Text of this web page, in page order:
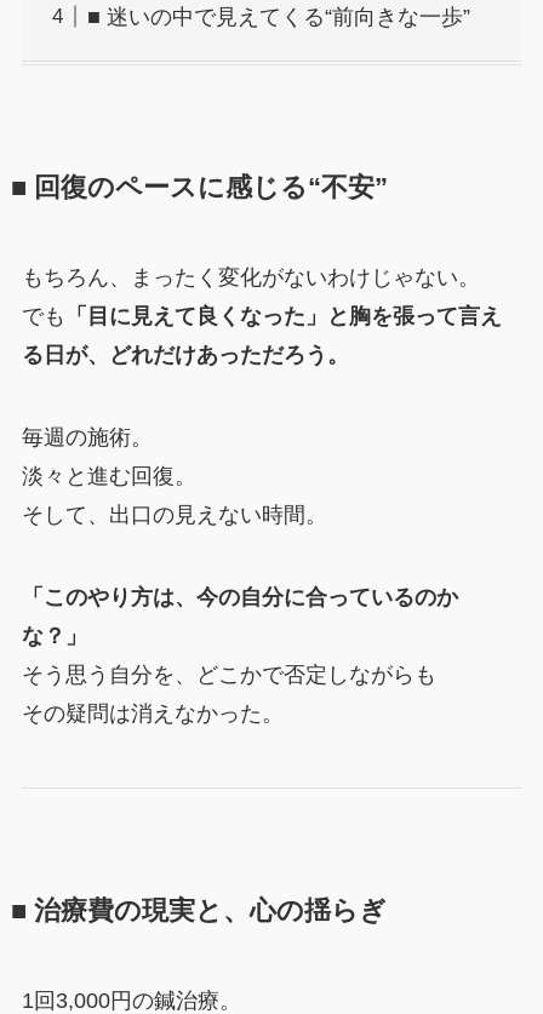
■ 迷いの中で見えてくる“前向きな一歩”
■ 回復のペースに感じる“不安”
もちろん、まったく変化がないわけじゃない。
でも
「目に見えて良くなった」と胸を張って言え
る日が、どれだけあっただろう。
毎週の施術。
淡々と進む回復。
そして、出口の見えない時間。
「このやり方は、今の自分に合っているのか
な？」
そう思う自分を、どこかで否定しながらも
その疑問は消えなかった。
■ 治療費の現実と、心の揺らぎ
1回3,000円の鍼治療。